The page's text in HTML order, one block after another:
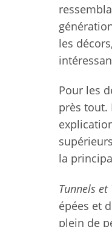
les
Pour les
près tout.
la
Tunnels et
épées et
plein de